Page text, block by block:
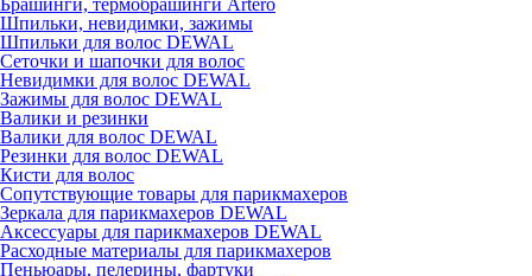
Брашинги, термобрашинги Artero
Шпильки, невидимки, зажимы
Шпильки для волос DEWAL
Сеточки и шапочки для волос
Невидимки для волос DEWAL
Зажимы для волос DEWAL
Валики и резинки
Валики для волос DEWAL
Резинки для волос DEWAL
Кисти для волос
Сопутствующие товары для парикмахеров
Зеркала для парикмахеров DEWAL
Аксессуары для парикмахеров DEWAL
Расходные материалы для парикмахеров
Пеньюары, пелерины, фартуки